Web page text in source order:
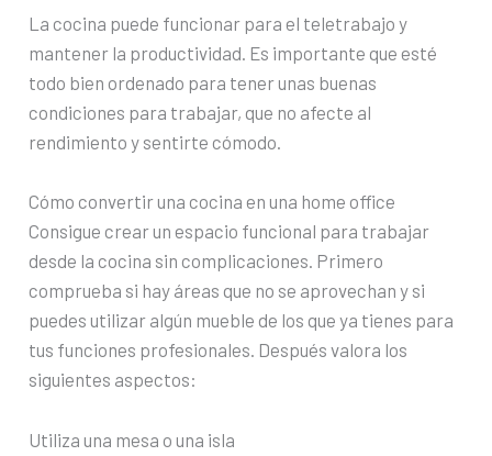
La cocina puede funcionar para el teletrabajo y
mantener la productividad. Es importante que esté
todo bien ordenado para tener unas buenas
condiciones para trabajar, que no afecte al
rendimiento y sentirte cómodo.
Cómo convertir una cocina en una home office
Consigue crear un espacio funcional para trabajar
desde la cocina sin complicaciones. Primero
comprueba si hay áreas que no se aprovechan y si
puedes utilizar algún mueble de los que ya tienes para
tus funciones profesionales. Después valora los
siguientes aspectos:
Utiliza una mesa o una isla